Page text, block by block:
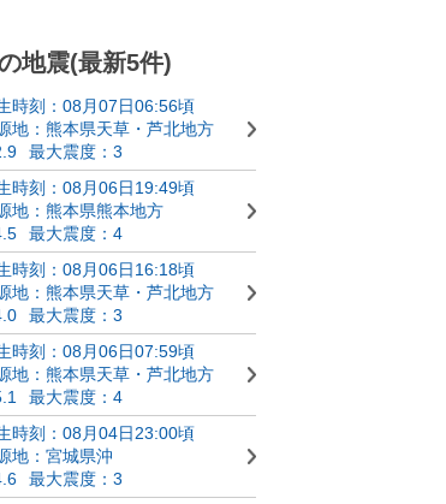
地震(最新5件)
時刻：08月07日06:56頃
地：熊本県天草・芦北地方
最大震度：3
時刻：08月06日19:49頃
地：熊本県熊本地方
最大震度：4
時刻：08月06日16:18頃
地：熊本県天草・芦北地方
最大震度：3
時刻：08月06日07:59頃
地：熊本県天草・芦北地方
最大震度：4
時刻：08月04日23:00頃
地：宮城県沖
最大震度：3